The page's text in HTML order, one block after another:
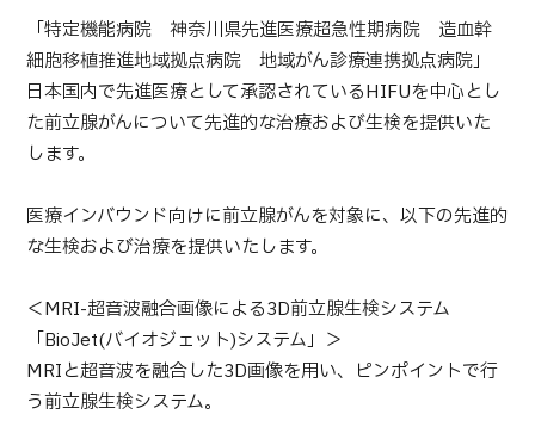
TOP
JMHCについて
外国人受療者様へ
日本の医療について
受診の流れ
部位・疾病で探す
検査・術式・
治療方法で探す
美容医療を探す
「特定機能病院 神奈川県先進医療超急性期病院 造血幹
細胞移植推進地域拠点病院 地域がん診療連携拠点病院」
日本国内で先進医療として承認されているHIFUを中心とし
た前立腺がんについて先進的な治療および生検を提供いた
します。
医療インバウンド向けに前立腺がんを対象に、以下の先進的
な生検および治療を提供いたします。
＜MRI-超音波融合画像による3D前立腺生検システム
「BioJet(バイオジェット)システム」＞
MRIと超音波を融合した3D画像を用い、ピンポイントで行
う前立腺生検システム。